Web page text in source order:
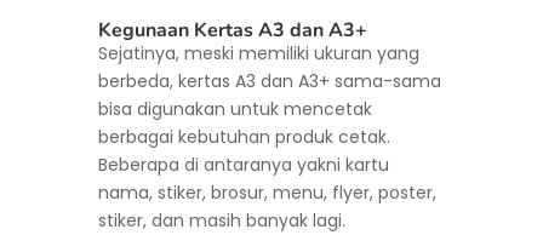
Kegunaan Kertas A3 dan A3+
Sejatinya, meski memiliki ukuran yang
berbeda, kertas A3 dan A3+ sama-sama
bisa digunakan untuk mencetak
berbagai kebutuhan produk cetak.
Beberapa di antaranya yakni kartu
nama, stiker, brosur, menu, flyer, poster,
stiker, dan masih banyak lagi.